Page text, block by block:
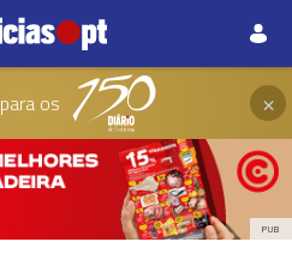
para os ×
PUB